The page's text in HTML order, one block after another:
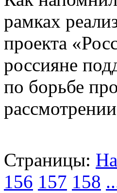
рамках
проекта
россияне
по борьбе
Страницы:
156 157 158